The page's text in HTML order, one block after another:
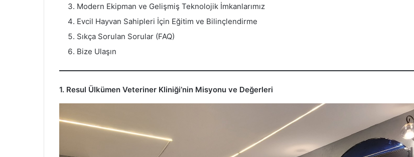
Modern Ekipman ve Gelişmiş Teknolojik İmkanlarımız
Evcil Hayvan Sahipleri İçin Eğitim ve Bilinçlendirme
Sıkça Sorulan Sorular (FAQ)
Bize Ulaşın
1. Resul Ülkümen Veteriner Kliniği’nin Misyonu ve Değerleri